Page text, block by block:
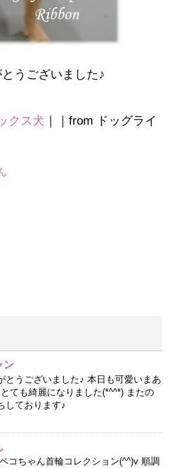
うございました♪
クス犬 ｜｜from ドッグライ
ン
とうございました♪ 本日も可愛いまあ
とても綺麗になりました(*^^*) またの
しております♪
コちゃん首輪コレクション(^^)v 順調